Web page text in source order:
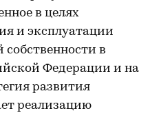
в целях
и эксплуатации
собственности в
Федерации и на
развития
реализацию